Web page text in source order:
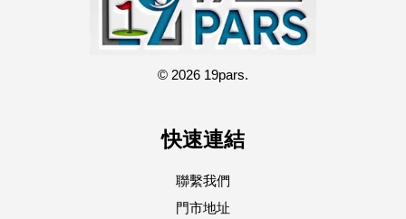
© 2026 19pars.
快速連結
聯繫我們
門市地址